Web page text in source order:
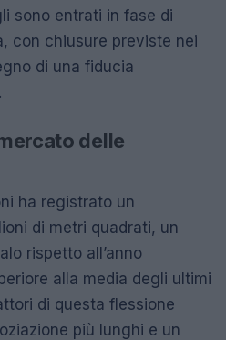
sono entrati in fase di
con chiusure previste nei
di una fiducia
delle
ha registrato un
di metri quadrati, un
rispetto all’anno
alla media degli ultimi
di questa flessione
più lunghi e un